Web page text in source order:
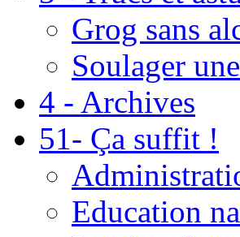
Grog sans
Soulager
4 - Archives
51- Ça suffit !
Education